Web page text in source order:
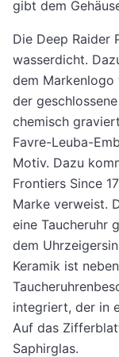
gibt dem
Die Deep Raider
wasserdicht.
dem Markenlogo
der
chemisch
Favre-Leuba-
Motiv. Dazu
Frontiers Since
Marke verweist.
eine Taucheruhr
dem
Keramik ist
integriert, der in
Auf das
Saphirglas.